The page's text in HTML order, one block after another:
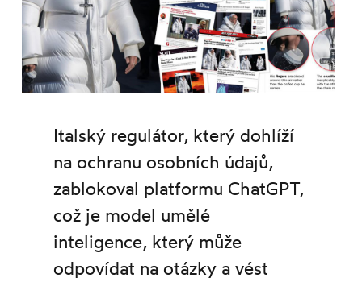
Italský regulátor, který dohlíží
na ochranu osobních údajů,
zablokoval platformu ChatGPT,
což je model umělé
inteligence, který může
odpovídat na otázky a vést